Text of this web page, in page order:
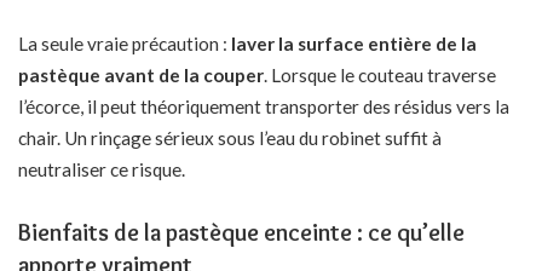
La seule vraie précaution : laver la surface entière de la
pastèque avant de la couper. Lorsque le couteau traverse
l’écorce, il peut théoriquement transporter des résidus vers la
chair. Un rinçage sérieux sous l’eau du robinet suffit à
neutraliser ce risque.
Bienfaits de la pastèque enceinte : ce qu’elle
apporte vraiment